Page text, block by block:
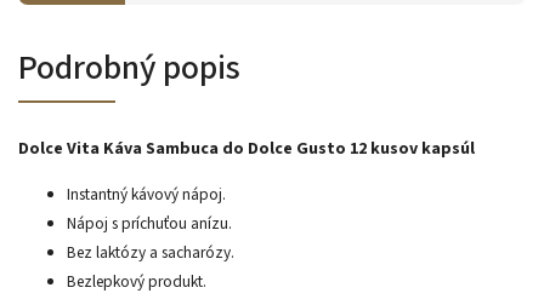
Podrobný popis
Dolce Vita Káva Sambuca do Dolce Gusto 12 kusov kapsúl
Instantný kávový nápoj.
Nápoj s príchuťou anízu.
Bez laktózy a sacharózy.
Bezlepkový produkt.